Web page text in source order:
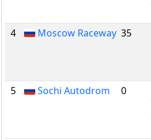
4
Moscow Raceway 35
5
Sochi Autodrom 0